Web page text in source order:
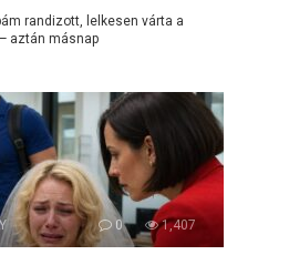
randizott, lelkesen várta a
aztán másnap
0 1,407